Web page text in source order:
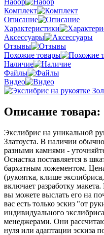
Комплект
Описание
Характеристики
Аксессуары
Отзывы
Похожие товары
Наличие
Файлы
Видео
Описание товара:
Экслибрис на уникальной
Златоуста. В наличии
разными камнями -
Оснастка поставляется в
бархатным ложементом. Цена
(рукоятка, клише
включает разработку
вы можете выслать его на
вас есть только эскиз "от
индивидуального
менеджерами. Они
нуля или адаптации эскиза